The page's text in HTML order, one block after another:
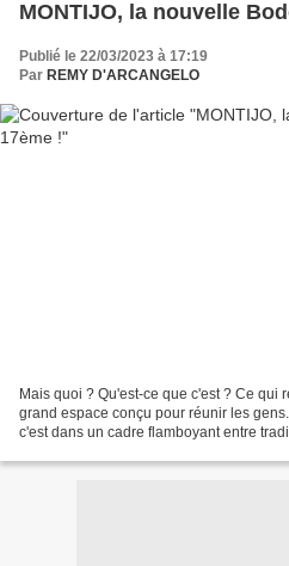
MONTIJO, la nouvelle
Publié le 22/03/2023 à 17:19
Par REMY D'ARCANGELO
Mais quoi ? Qu'est-ce que c'est ? Ce qui
grand espace conçu pour réunir les
c'est dans un cadre flamboyant entre